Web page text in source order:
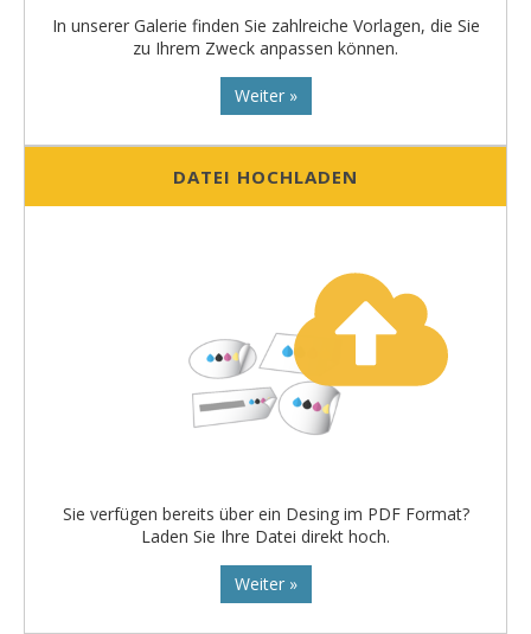
In unserer Galerie finden Sie zahlreiche Vorlagen, die Sie
zu Ihrem Zweck anpassen können.
Weiter »
DATEI HOCHLADEN
Sie verfügen bereits über ein Desing im PDF Format?
Laden Sie Ihre Datei direkt hoch.
Weiter »